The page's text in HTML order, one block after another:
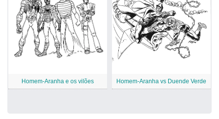
Homem-Aranha e os vilões Homem-Aranha vs Duende Verde